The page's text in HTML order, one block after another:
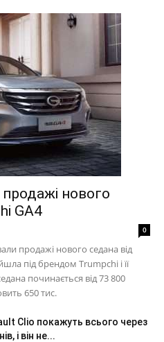
нового
GA4
0
продажі нового седана від
під брендом Trumpchi і її
починається від 73 800
650 тис.
Clio покажуть всього через
і він не...